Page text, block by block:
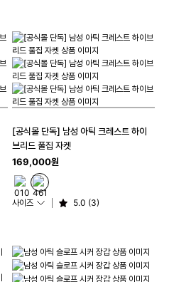
[공식몰 단독] 남성 아틱 크레스트 하이
브리드 풀집 자켓
169,000원
사이즈 5.0 (3)